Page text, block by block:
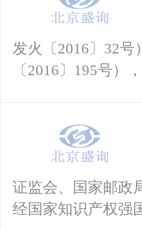
发火〔2016〕32
〔2016〕195号）
证监会、国家邮政
经国家知识产权强